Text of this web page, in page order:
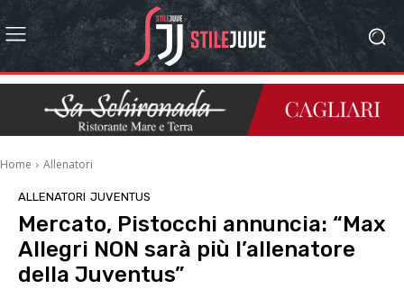
Home Allenatori
ALLENATORI JUVENTUS
Mercato, Pistocchi annuncia: “Max
Allegri NON sarà più l’allenatore
della Juventus”